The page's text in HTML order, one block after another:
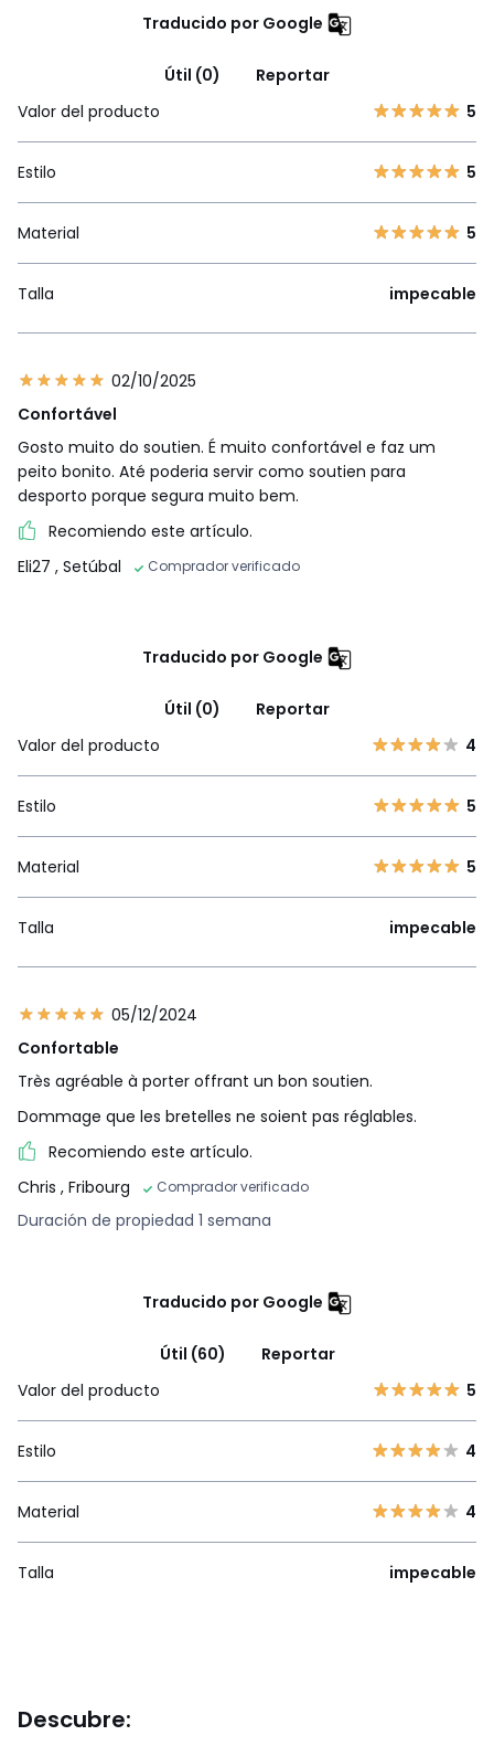
Traducido por Google
Útil (0)
Reportar
Valor del producto
5
Estilo 5
Material 5
Talla impecable
02/10/2025
Confortável
Gosto muito do soutien. É muito confortável e faz um
peito bonito. Até poderia servir como soutien para
desporto porque segura muito bem.
Recomiendo este artículo.
Eli27 , Setúbal Comprador verificado
Traducido por Google
Útil (0)
Reportar
Valor del producto
4
Estilo 5
Material 5
Talla impecable
05/12/2024
Confortable
Très agréable à porter offrant un bon soutien.
Dommage que les bretelles ne soient pas réglables.
Recomiendo este artículo.
Chris , Fribourg Comprador verificado
Duración de propiedad 1 semana
Traducido por Google
Útil (60)
Reportar
Valor del producto
5
Estilo 4
Material 4
Talla impecable
Descubre: